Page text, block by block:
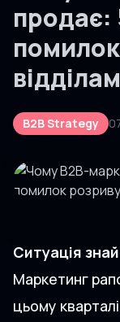
продає:
B2B Strategy
Ситуація
Маркетинг
цьому